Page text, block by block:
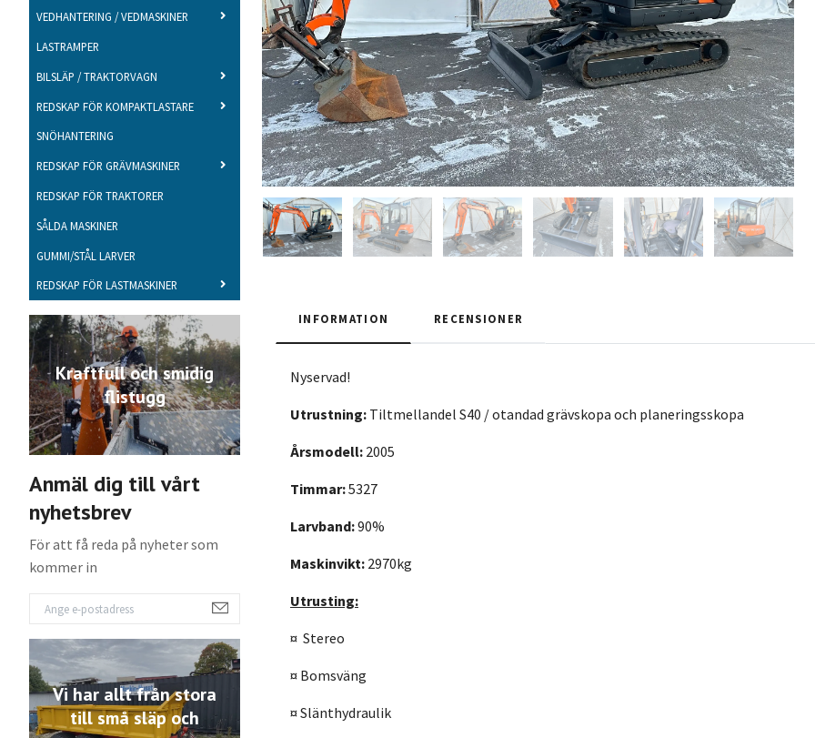
VEDHANTERING / VEDMASKINER
LASTRAMPER
BILSLÄP / TRAKTORVAGN
REDSKAP FÖR KOMPAKTLASTARE
SNÖHANTERING
REDSKAP FÖR GRÄVMASKINER
REDSKAP FÖR TRAKTORER
SÅLDA MASKINER
GUMMI/STÅL LARVER
REDSKAP FÖR LASTMASKINER
Kraftfull och smidig
flistugg
Anmäl dig till vårt
nyhetsbrev
För att få reda på nyheter som
kommer in
Vi har allt från stora
till små släp och
INFORMATION RECENSIONER
Nyservad!
Utrustning: Tiltmellandel S40 / otandad grävskopa och planeringsskopa
Årsmodell: 2005
Timmar:5327
Larvband:90%
Maskinvikt: 2970kg
Utrusting:
¤ Stereo
¤ Bomsväng
¤ Slänthydraulik